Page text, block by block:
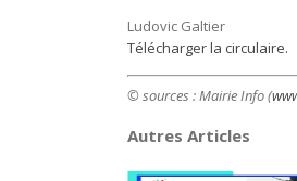
Ludovic Galtier
Télécharger la circulaire.
© sources : Mairie Info (
Autres Articles